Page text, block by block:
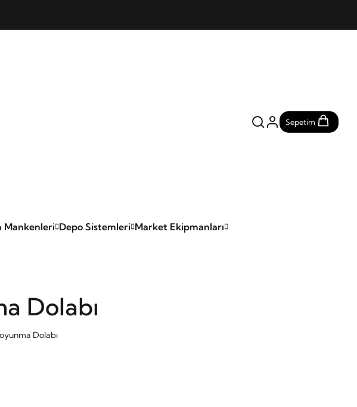
Sepetim
Mankenleri Depo Sistemleri Market Ekipmanları
Dolabı
Dolabı